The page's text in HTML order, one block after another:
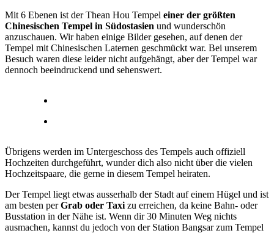
Mit 6 Ebenen ist der Thean Hou Tempel einer der größten
Chinesischen Tempel in Südostasien und wunderschön
anzuschauen. Wir haben einige Bilder gesehen, auf denen der
Tempel mit Chinesischen Laternen geschmückt war. Bei unserem
Besuch waren diese leider nicht aufgehängt, aber der Tempel war
dennoch beeindruckend und sehenswert.
Übrigens werden im Untergeschoss des Tempels auch offiziell
Hochzeiten durchgeführt, wunder dich also nicht über die vielen
Hochzeitspaare, die gerne in diesem Tempel heiraten.
Der Tempel liegt etwas ausserhalb der Stadt auf einem Hügel und ist
am besten perGrab oder Taxi zu erreichen, da keine Bahn- oder
Busstation in der Nähe ist. Wenn dir 30 Minuten Weg nichts
ausmachen, kannst du jedoch von der Station Bangsar zum Tempel